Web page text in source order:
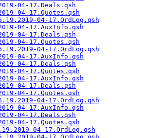
04-17.Deals.qsh
04-17.Quotes.qsh
6.19.2019-04-17.OrdLog.qsh
04-17.AuxInfo.qsh
04-17.Deals.qsh
04-17.Quotes.qsh
6.19.2019-04-17.OrdLog.qsh
04-17.AuxInfo.qsh
04-17.Deals.qsh
04-17.Quotes.qsh
04-17.AuxInfo.qsh
04-17.Deals.qsh
04-17.Quotes.qsh
6.19.2019-04-17.OrdLog.qsh
04-17.AuxInfo.qsh
04-17.Deals.qsh
04-17.Quotes.qsh
04-17.OrdLog.qsh